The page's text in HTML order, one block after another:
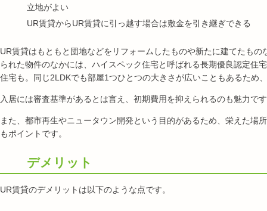
立地がよい
UR賃貸からUR賃貸に引っ越す場合は敷金を引き継ぎできる
UR賃貸はもともと団地などをリフォームしたものや新たに建てたも
られた物件のなかには、ハイスペック住宅と呼ばれる長期優良認定住
住宅も。同じ2LDKでも部屋1つひとつの大きさが広いこともあるため
入居には審査基準があるとは言え、初期費用を抑えられるのも魅力で
また、都市再生やニュータウン開発という目的があるため、栄えた場
もポイントです。
デメリット
UR賃貸のデメリットは以下のような点です。